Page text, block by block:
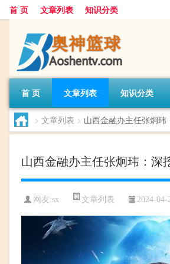
首 页 文章列表 知识分类
首 页 文章列表 知识分类
> 文章列表 > 山西金融办主任张炯
山西金融办主任张炯玮：深
网友:sx 文章列表 2024-04-